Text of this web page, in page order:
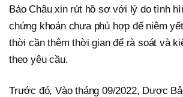
Bảo Châu xin rút hồ sơ với lý do tình
chứng khoán chưa phù hợp để niêm
thời cần thêm thời gian để rà soát và
theo yêu cầu.
Trước đó, Vào tháng 09/2022, Dược